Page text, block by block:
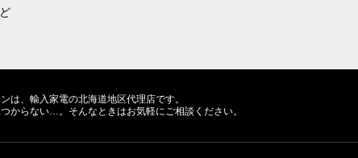
は、輸入家電の北海道地区代理店です。
からない…。そんなときはお気軽にご相談ください。